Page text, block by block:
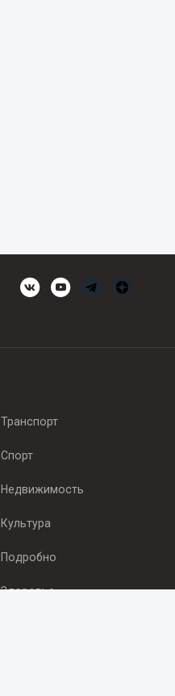
Транспорт
Спорт
Недвижимость
Культура
Подробно
Здоровье